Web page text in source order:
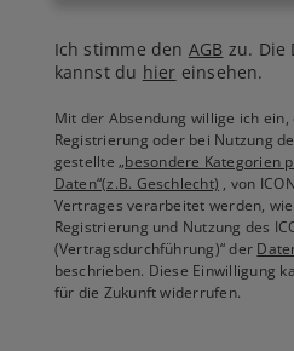
Ich stimme den AGB zu. Die
kannst du hier einsehen.
Mit der Absendung willige ich
Registrierung oder bei Nutzung
gestellte„besondere Kategorien
Daten“(z.B. Geschlecht) , von
Vertrages verarbeitet werden,
Registrierung und Nutzung des
(Vertragsdurchführung)“ der
beschrieben. Diese Einwilligung
für die Zukunft widerrufen.